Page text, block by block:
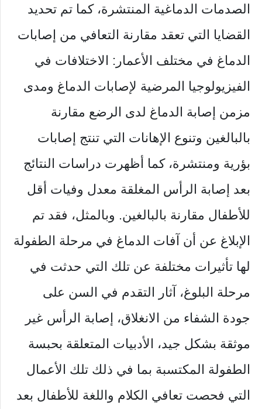
الصدمات الدماغية المنتشرة، كما تم تحديد
القضايا التي تعقد مقارنة التعافي من إصابات
الدماغ في مختلف الأعمار: الاختلافات في
الفيزيولوجيا المرضية لإصابات الدماغ ومدى
مزمن إصابة الدماغ لدى الرضع مقارنة
بالبالغين وتنوع الإهانات التي تنتج إصابات
بؤرية ومنتشرة، كما أظهرت دراسات النتائج
بعد إصابة الرأس المغلقة معدل وفيات أقل
للأطفال مقارنة بالبالغين. وبالمثل، فقد تم
الإبلاغ عن أن آفات الدماغ في مرحلة الطفولة
لها تأثيرات مختلفة عن تلك التي حدثت في
مرحلة البلوغ، آثار التقدم في السن على
جودة الشفاء من الانغلاق، إصابة الرأس غير
موثقة بشكل جيد، الأدبيات المتعلقة بحبسة
الطفولة المكتسبة بما في ذلك تلك الأعمال
التي فحصت تعافي الكلام واللغة للأطفال بعد